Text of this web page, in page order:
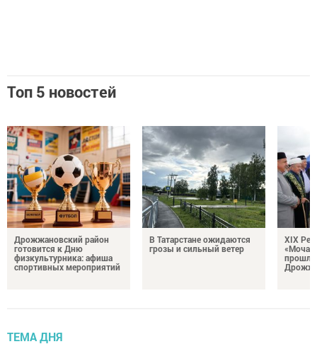
Топ 5 новостей
Дрожжановский район
готовится к Дню
физкультурника: афиша
спортивных мероприятий
В Татарстане ожидаются
грозы и сильный ветер
XIX
ТЕМА ДНЯ